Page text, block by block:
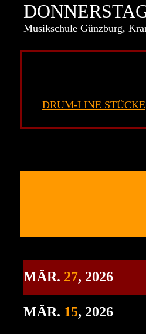
Musikschule Günzburg,
DRUM-LINE STÜCKE
MÄR. 27, 2026
MÄR. 15, 2026